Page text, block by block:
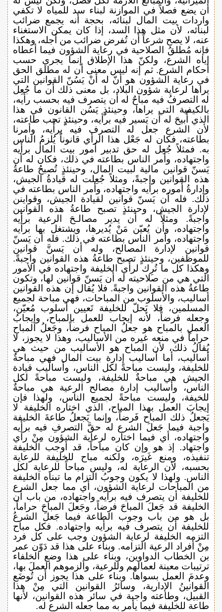
أن يضع فصلاً في الموازنة لبناء سد للمياه لا تكفي
واردات بيت المال لبنائه، بحجة أنه يجمع ضرائب
لبنائه، لأن مثل هذا السد، إذا كان يمكن الاستغناء
عنه، لا يصح شرعاً أن تُفرض ضرائب من أجله، وهكذا
فإنه مُطلقُ الصلاحية في رعاية الشؤون فيما أعطاه
إياه الشرع، ولكنّ هذا الإطلاق إنما يجري حسب
أحكام الشرع. ثم إنه ليس معنى أن له مطلق الحق
في رعاية الشؤون هو أنّ له أنْ يَسُنّ القوانين التي
يراها لرعاية شؤون البلاد، بل معنى ذلك أن ما جُعِل
له التصرفُ فيه مباحٌ له أن يتصرف فيه بحسب رأيه،
بالكيفية التي يراها، وحينئذٍٍ يَسُن القانون في هذا
الذي أُبيحَ له أن يَسير فيه برأيه، وحينئذٍٍ تجب طاعته،
لأن الشرع جعل له التصرف فيه برأْيه، وأمرنا
بطاعته، فكان له جَعْل هذا الرأي قانوناً يُلزمُ الناس
به. فمثلاً جُعِل له حق تدبير أمور بيت المال برأيه
واجتهاده، وأمر الناس بطاعته في ذلك، فكان له أن
يَسنّ قوانين مالية لبيت المال، وحينئذٍ تُصبحُ طاعةُ
هذه القوانين واجبةً، ومثلاً جُعِلت له قيادةُ الجيش،
وإدارةُ أموره برأيه واجتهاده، وأمر الناس بطاعته في
ذلك. فله أن يَسنّ قوانين لقيادة الجيش، وقواينن
لإدارة الجيش، وحينئذٍ تصبح طاعةُ هذه القوانين
واجبةً. ومثلاً له أن يدير مصالـحَ الرعية برأيه
واجتهاده، وأن يُعيّن مَنْ يُديرها، ويشتغل بها برأيه
واجتهاده، وأمر الناس بطاعته في ذلك. فله أن يَسنّ
قوانين لإدارة المصالح، وله أن يَسنَّ قوانين
للموظفين، وحينئذٍ تصبح طاعةُ هذه القوانين واجبةً.
وهكذا كل ما تُرِك لرأي الخليفة واجتهاده في الأمور
التي هي من صلاحيته له أن يَسنّ قوانين لها، وتكون
طاعةُ هذه القوانين واجبةً. فلا يُقال إن هذه القوانين
أساليب، والأسلوب من المباحات، فهي مباحة لجميع
المسلمين، فلا يَحلّ للخليفة تَعيين أسلوب مُعيّن،
وجعله فرضاً، لأنه إيجاب للعمل بالمباح، وإيجابُ
العملِ بالمباح هو جعلُ المباح فرضاً، وجَعلُ المباح
حراماً في منعه غيره من الأساليب، وهذا لا يجوز، لا
يُقالُ ذلك، لأن المباح هو الأساليب من حيث هي
أساليب، أما أساليب إدارة بيت المال فهي مباحةٌ
للخليفة، وليست مباحةً لكل الناس، وأساليب قيادة
الجيش هي مباحةٌ للخليفة، وليست مباحةً لكل
الناس، وأساليب إدارة مصالح الرعية هي مباحةٌ
للخيفة، وليست مباحةً لجميع الناس، ولهذا فإن
إيجابَ العمل بهذا المباح، الذي اختاره الخليفة لا
يَجعلُ ذلك المباح فَرضاً، وإنما يَجعلُ طاعةَ الخليفة
واجبة فيما جَعلَ الشرع له حقَّ التصرفِ فيه برأيه
واجتهاده، أي فيما اختاره لرعاية الشؤون مِنْ رأي
واجتهاد. إذ هو وإن كان مباحاً، قد أوجب الخليفة
تنفيذه، ومنع غَيرَه، ولكنه مباح للخليفة للرعاية
بحسبه، لأن الرعاية له، وليس مباحاً للرعاية لكل
الناس. ولهذا لا يكون وجوبُ التزام ما تبناه الخليفة
من المباحات لرعاية الشؤون، أي مما جعل الشرع
للخليفة أن يتصرف فيه برأيه واجتهاده، من باب أن
الخليفة قد جَعلَ المباحَ فرضاً، وجَعلَ المباحَ حراماً،
بل هو من باب وجوب الطاعة فيما جَعلَ الشرعُ
للخليفة أن يتصرف فيه برأيه واجتهاده. فكل مباح
التزمه الخليفة لرعاية الشؤون وجب على كل فرد
مِنْ أفراد الرعية التزامه. وبناء على هذا قد دَوّن عمر
بن الخطاب الدواوين، وبناء على هذا وضع الخلفاء
ترتيبات معينة لعمالهم وللرعية، وألزموهم العملَ بها،
وعدمَ العمل بسواها. وبناء على هذا يجوز أن تُوضَع
القوانينُ الإدارية، وسائرُ القوانين التي مِنْ هذا
القبيل، وطاعته واجبة في سائر هذه القوانين، لأنها
طاعة للخليفة فيما يأمر به مما جعله الشرع له.